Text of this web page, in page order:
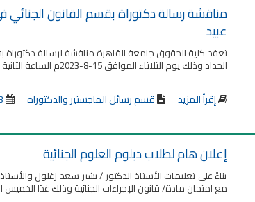
مناقشة رسالة دكتوراة بقسم القانون
عبيد
تعقد كلية الحقوق جامعة القاهرة مناقشة لرسالة دكتوراة
الحداد وذلك يوم الثلاثاء الموافق 15-8-2023م الساعة الثانية عشرة ظهرًا بمقر الكلية بالجيزة (قاعة المؤتمرات)
إقرأ المزيد قسم رسائل الماجستير والدكتوراه
إعلان هام لطلاب دبلوم العلوم الجنائية
بناءً على تعليمات الأستاذ الدكتور / بشير سعد زغلول
مع امتحان مادة/ قانون الإجراءات الجنائية وذلك غدًا الخميس الموافق ٣-٨-٢٠٢٣م الساعة الحادية عشرة صباحًا بمقر